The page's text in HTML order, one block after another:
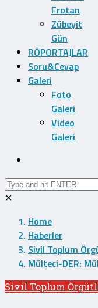
Frotan
Zübeyit
Gün
RÖPORTAJLAR
Soru&Cevap
Galeri
Foto
Galeri
Video
Galeri
✕
Home
Haberler
Sivil Toplum
Mülteci-DER:
Sivil Toplum